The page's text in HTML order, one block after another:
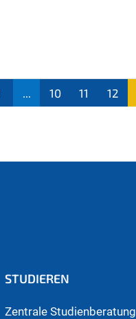
10 11 12
STUDIEREN
Zentrale Studienberatung